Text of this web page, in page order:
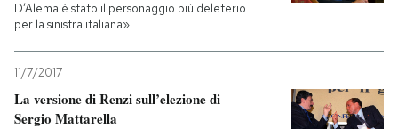
D’Alema è stato il personaggio più deleterio
per la sinistra italiana»
11/7/2017
La versione di Renzi sull’elezione di
Sergio Mattarella